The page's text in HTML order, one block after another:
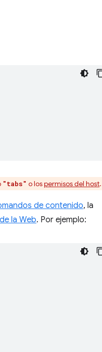
"tabs" o lospermisos del host.
de contenido, la
la Web. Por ejemplo: